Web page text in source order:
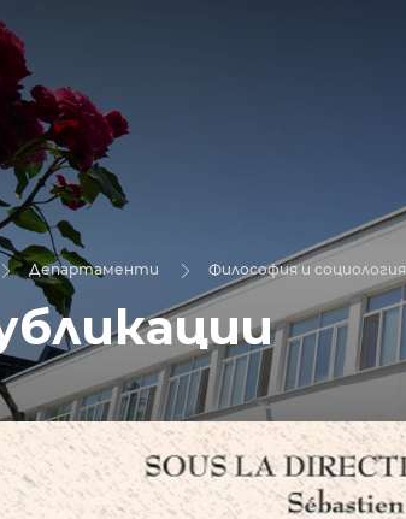
Департаменти Философия и социология